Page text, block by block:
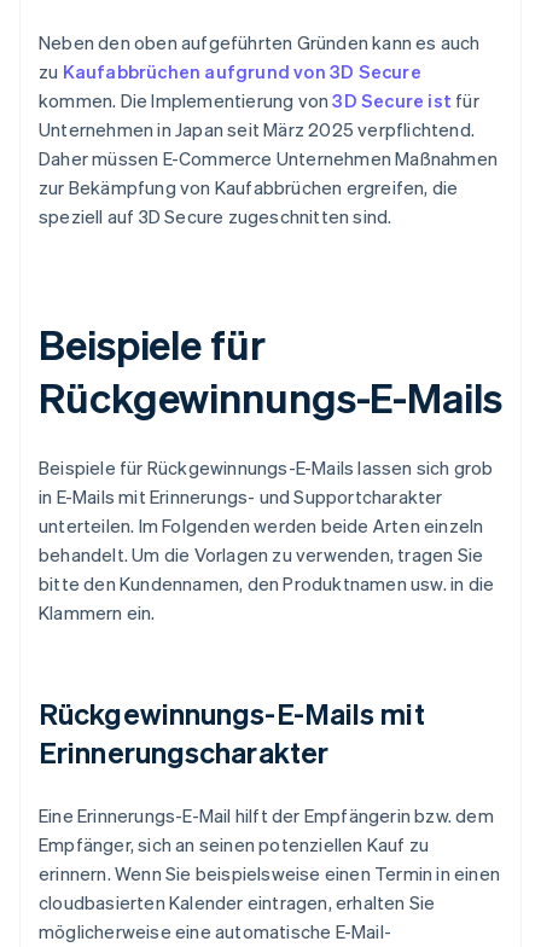
Neben den oben aufgeführten Gründen kann es auch
zu Kaufabbrüchen aufgrund von 3D Secure
kommen. Die Implementierung von3D Secure ist für
Unternehmen in Japan seit März 2025 verpflichtend.
Daher müssen E-Commerce Unternehmen Maßnahmen
zur Bekämpfung von Kaufabbrüchen ergreifen, die
speziell auf 3D Secure zugeschnitten sind.
Beispiele für
Rückgewinnungs-E-Mails
Beispiele für Rückgewinnungs-E-Mails lassen sich grob
in E-Mails mit Erinnerungs- und Supportcharakter
unterteilen. Im Folgenden werden beide Arten einzeln
behandelt. Um die Vorlagen zu verwenden, tragen Sie
bitte den Kundennamen, den Produktnamen usw. in die
Klammern ein.
Rückgewinnungs-E-Mails mit
Erinnerungscharakter
Eine Erinnerungs-E-Mail hilft der Empfängerin bzw. dem
Empfänger, sich an seinen potenziellen Kauf zu
erinnern. Wenn Sie beispielsweise einen Termin in einen
cloudbasierten Kalender eintragen, erhalten Sie
möglicherweise eine automatische E-Mail-